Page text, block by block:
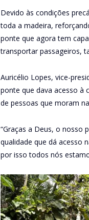
Devido às condições
toda a madeira,
ponte que agora tem
transportar passageiros,
Auricélio Lopes, vice-
ponte que dava acesso à
de pessoas que moram
“Graças a Deus, o nosso
qualidade que dá acesso
por isso todos nós